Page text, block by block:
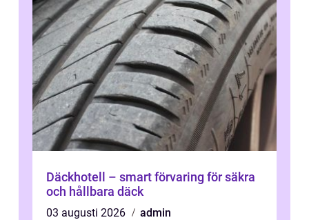
Däckhotell – smart förvaring för säkra
och hållbara däck
03 augusti 2026
admin